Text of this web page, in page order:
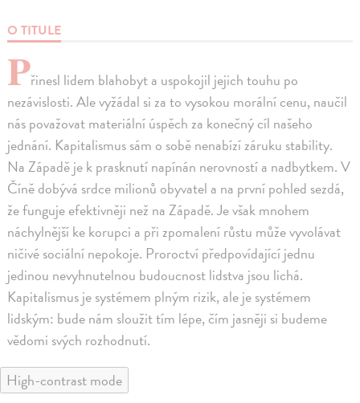
O TITULE
Přinesl lidem blahobyt a uspokojil jejich touhu po
nezávislosti. Ale vyžádal si za to vysokou morální cenu, naučil
nás považovat materiální úspěch za konečný cíl našeho
jednání. Kapitalismus sám o sobě nenabízí záruku stability.
Na Západě je k prasknutí napínán nerovností a nadbytkem. V
Číně dobývá srdce milionů obyvatel a na první pohled sezdá,
že funguje efektivněji než na Západě. Je však mnohem
náchylnější ke korupci a při zpomalení růstu může vyvolávat
ničivé sociální nepokoje. Proroctví předpovídající jednu
jedinou nevyhnutelnou budoucnost lidstva jsou lichá.
Kapitalismus je systémem plným rizik, ale je systémem
lidským: bude nám sloužit tím lépe, čím jasněji si budeme
vědomi svých rozhodnutí.
High-contrast mode